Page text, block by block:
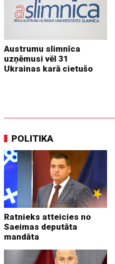
Austrumu slimnīca
uzņēmusi vēl 31
Ukrainas karā cietušo
POLITIKA
Ratnieks atteicies no
Saeimas deputāta
mandāta